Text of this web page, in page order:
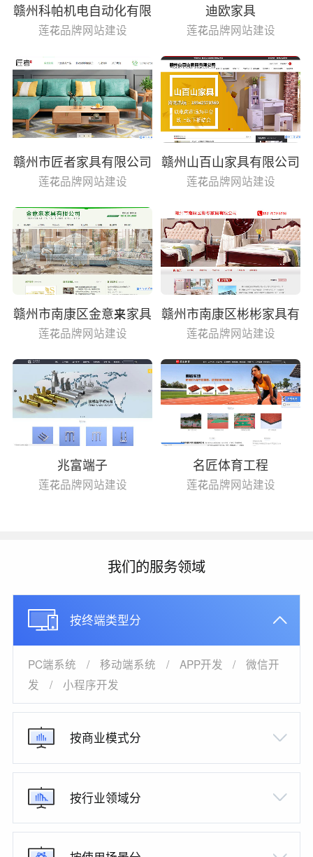
赣州科帕机电自动化有限
公司
莲花品牌网站建设
迪欧家具
莲花品牌网站建设
赣州市匠者家具有限公司
莲花品牌网站建设
赣州山百山家具有限公司
莲花品牌网站建设
赣州市南康区金意来家具
有限公司
莲花品牌网站建设
赣州市南康区彬彬家具有
限公司
莲花品牌网站建设
兆富端子
莲花品牌网站建设
名匠体育工程
莲花品牌网站建设
我们的服务领域
按终端类型分
PC端系统 / 移动端系统 / APP开发 /
微信开
发
/ 小程序开发
按商业模式分
按行业领域分